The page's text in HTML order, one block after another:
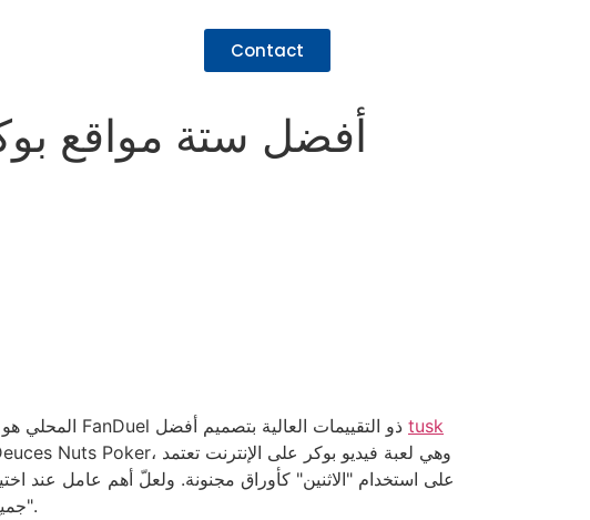
Contact
أفضل ستة مواقع بوكر
tusk
على استخدام "الاثنين" كأوراق مجنونة. ولعلّ أهم عامل عند
جميع الفئات، حيث تمتلئ مواقع البوكر الإلكترونية الكبيرة، وفي كل فئة، نال جائزة "أفضل موقع بوكر لعام 2025".